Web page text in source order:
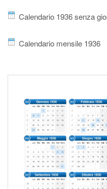
Calendario 1936 senza
Calendario mensile 1936